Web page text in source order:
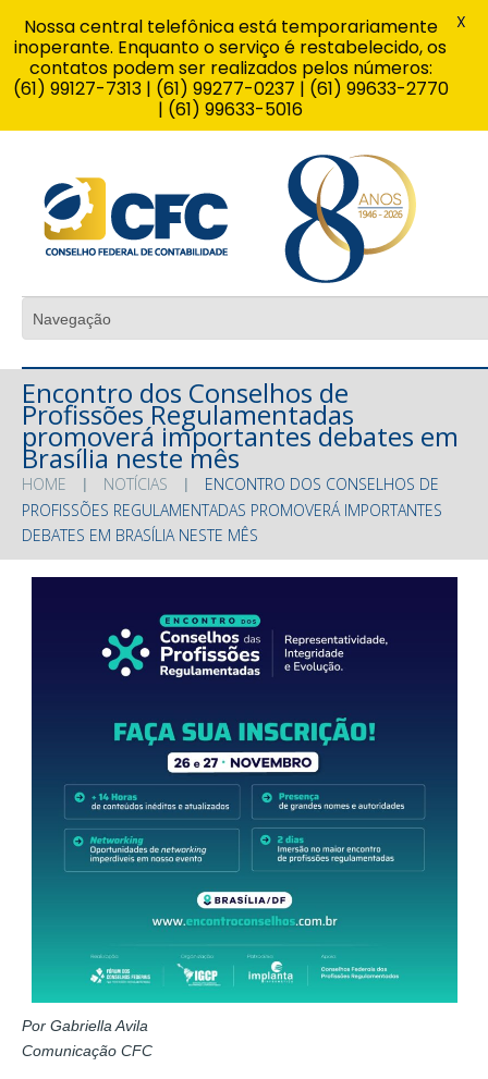
Encontro dos Conselhos de
Profissões Regulamentadas
promoverá importantes debates em
Brasília neste mês
HOME NOTÍCIAS
ENCONTRO DOS CONSELHOS DE
PROFISSÕES REGULAMENTADAS PROMOVERÁ IMPORTANTES
DEBATES EM BRASÍLIA NESTE MÊS
Por Gabriella Avila
Comunicação CFC
Nossa central telefônica está temporariamente
inoperante. Enquanto o serviço é restabelecido, os
contatos podem ser realizados pelos números:
(61) 99127-7313 | (61) 99277-0237 | (61) 99633-2770
| (61) 99633-5016
X